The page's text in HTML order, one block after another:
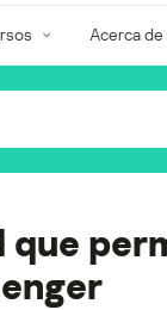
Acerca
que